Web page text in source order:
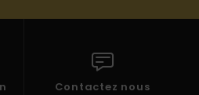
Contactez nous